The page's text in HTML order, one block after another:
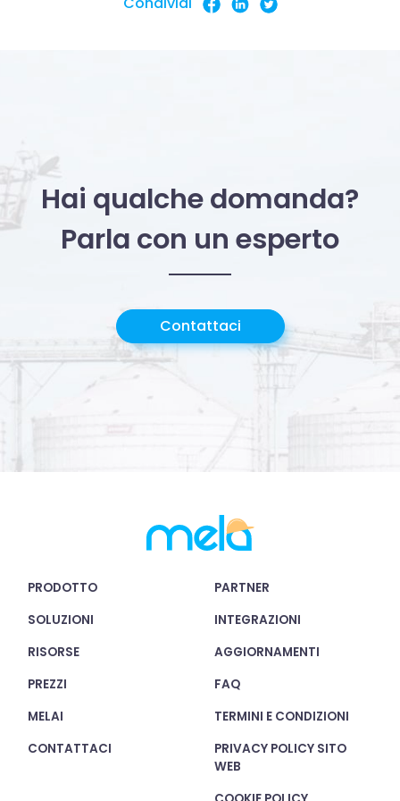
Hai qualche domanda?
Parla con un esperto
Contattaci
PRODOTTO
SOLUZIONI
RISORSE
PREZZI
MELAI
CONTATTACI
PARTNER
INTEGRAZIONI
AGGIORNAMENTI
FAQ
TERMINI E CONDIZIONI
PRIVACY POLICY SITO
WEB